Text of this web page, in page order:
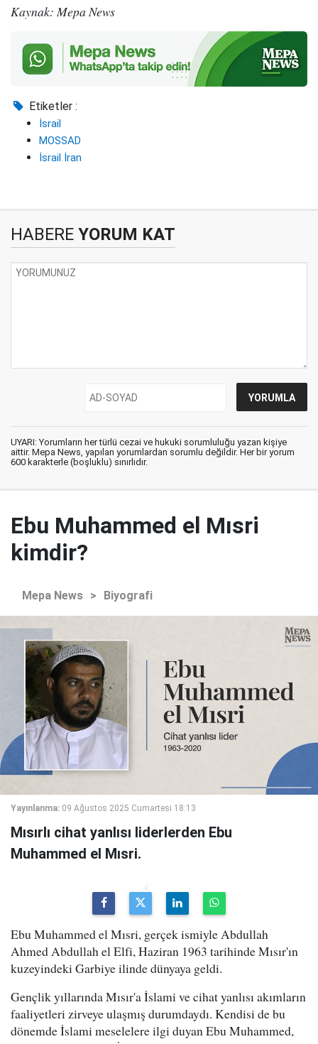
Kaynak: Mepa News
Etiketler :
İsrail
MOSSAD
İsrail İran
HABERE YORUM KAT
UYARI: Yorumların her türlü cezai ve hukuki sorumluluğu yazan kişiye
aittir. Mepa News, yapılan yorumlardan sorumlu değildir. Her bir yorum
600 karakterle (boşluklu) sınırlıdır.
Ebu Muhammed el Mısri
kimdir?
Mepa News > Biyografi
Yayınlanma: 09 Ağustos 2025 Cumartesi 18:13
Mısırlı cihat yanlısı liderlerden Ebu
Muhammed el Mısri.
Ebu Muhammed el Mısri, gerçek ismiyle Abdullah
Ahmed Abdullah el Elfi, Haziran 1963 tarihinde Mısır'ın
kuzeyindeki Garbiye ilinde dünyaya geldi.
Gençlik yıllarında Mısır'a İslami ve cihat yanlısı akımların
faaliyetleri zirveye ulaşmış durumdaydı. Kendisi de bu
dönemde İslami meselelere ilgi duyan Ebu Muhammed,